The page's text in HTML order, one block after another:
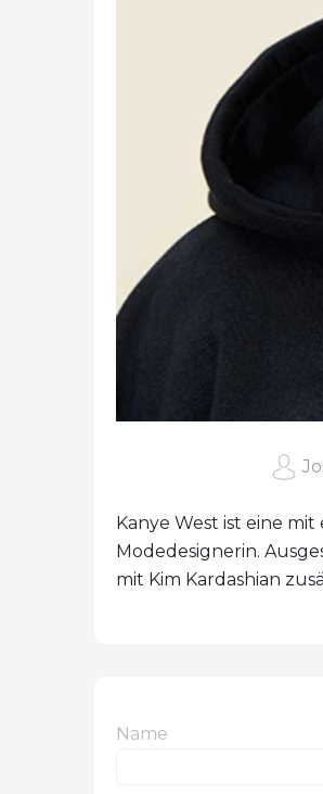
Kanye West ist eine
Modedesignerin.
mit Kim Kardashian
Name